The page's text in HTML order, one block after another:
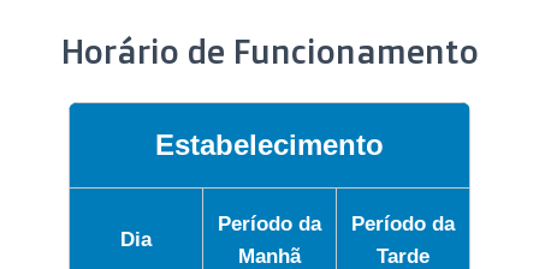
Horário de Funcionamento
Estabelecimento
Dia
Período da
Manhã
Período da
Tarde